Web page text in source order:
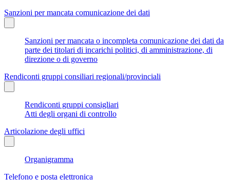
Sanzioni per mancata comunicazione dei dati
Sanzioni per mancata o incompleta comunicazione dei dati da
parte dei titolari di incarichi politici, di amministrazione, di
direzione o di governo
Rendiconti gruppi consiliari regionali/provinciali
Rendiconti gruppi consigliari
Atti degli organi di controllo
Articolazione degli uffici
Organigramma
Telefono e posta elettronica